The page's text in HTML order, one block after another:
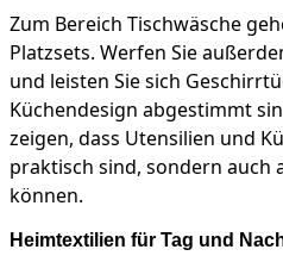
Zum Bereich Tischwäsche
Platzsets. Werfen Sie
und leisten Sie sich
Küchendesign abgestimmt
zeigen, dass Utensilien und
praktisch sind, sondern auch
können.
Heimtextilien für Tag und